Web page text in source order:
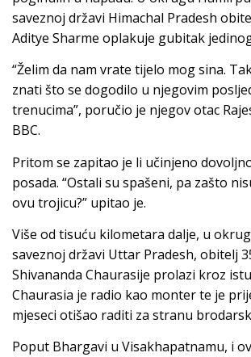
saveznoj državi Himachal Pradesh
Aditye Sharme oplakuje gubitak
“Želim da nam vrate tijelo mog sina.
znati što se dogodilo u njegovim
trenucima”, poručio je njegov otac
BBC.
Pritom se zapitao je li učinjeno
posada. “Ostali su spašeni, pa zašto
ovu trojicu?” upitao je.
Više od tisuću kilometara dalje, u
saveznoj državi Uttar Pradesh, obitelj
Shivananda Chaurasije prolazi kroz
Chaurasia je radio kao monter te je
mjeseci otišao raditi za stranu
Poput Bhargavi u Visakhapatnamu, i